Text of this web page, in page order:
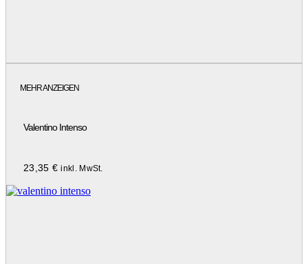
MEHR ANZEIGEN
Valentino Intenso
23,35 € inkl. MwSt.